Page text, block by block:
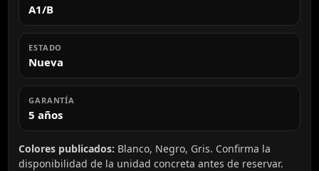
A1/B
ESTADO
Nueva
GARANTÍA
5 años
Colores publicados: Blanco, Negro, Gris. Confirma la
disponibilidad de la unidad concreta antes de reservar.